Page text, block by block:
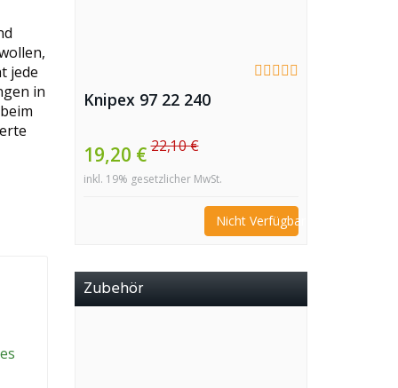
jede
in
Knipex 97 22 240
19,20 €22,10 €
inkl. 19% gesetzlicher MwSt.
Nicht Verfügbar
Zubehör